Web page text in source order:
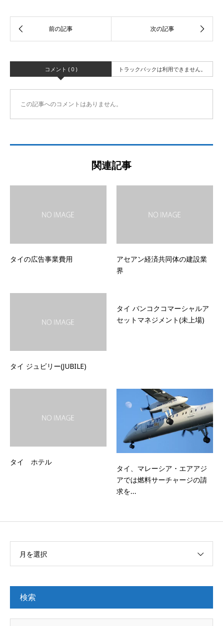
コメント ( 0 ) トラックバックは利用できません。
この記事へのコメントはありません。
関連記事
タイの広告事業費用
アセアン経済共同体の建設業
界
タイ ジュビリー(JUBILE)
タイ バンコクコマーシャルア
セットマネジメント(未上場)
タイ ホテル
タイ、マレーシア・エアアジ
アでは燃料サーチャージの請
求を...
月を選択
検索